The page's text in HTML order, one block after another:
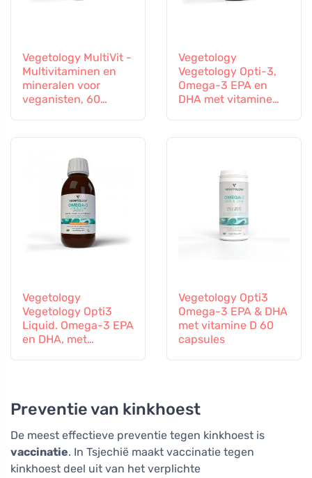
Vegetology MultiVit -
Multivitaminen en
mineralen voor
veganisten, 60
Vegetology
Vegetology Opti-3,
Omega-3 EPA en
DHA met vitamine
Vegetology
Vegetology Opti3
Liquid. Omega-3 EPA
en DHA, met
Vegetology Opti3
Omega-3 EPA & DHA
met vitamine D 60
capsules
Preventie van kinkhoest
De meest effectieve preventie tegen kinkhoest is
vaccinatie. In Tsjechië maakt vaccinatie tegen
kinkhoest deel uit van het verplichte